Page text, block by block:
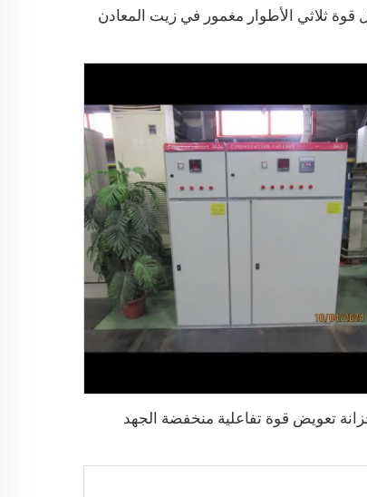
قوة ثلاثي الأطوار مغمور في زيت المعادن
تعويض قوة تفاعلية منخفضة الجهد